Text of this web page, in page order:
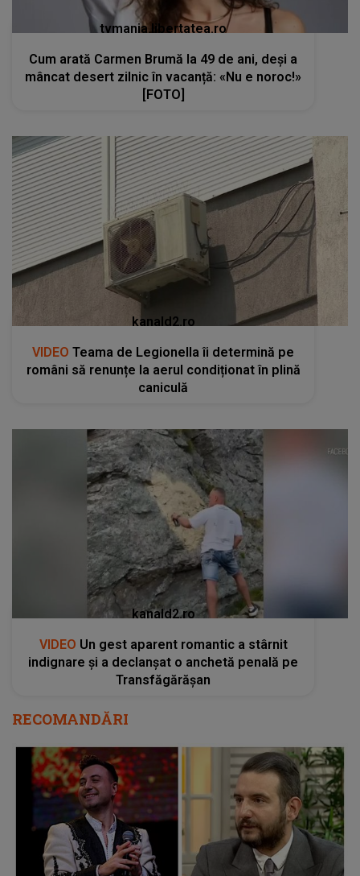
tvmania.libertatea.ro
Cum arată Carmen Brumă la 49 de ani, deși a
mâncat desert zilnic în vacanță: «Nu e noroc!»
[FOTO]
kanald2.ro
VIDEO Teama de Legionella îi determină pe
români să renunțe la aerul condiționat în plină
caniculă
kanald2.ro
VIDEO Un gest aparent romantic a stârnit
indignare și a declanșat o anchetă penală pe
Transfăgărășan
RECOMANDĂRI